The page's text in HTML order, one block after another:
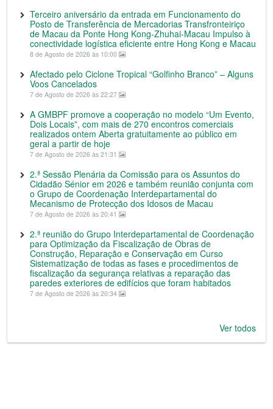
Terceiro aniversário da entrada em Funcionamento do
Posto de Transferência de Mercadorias Transfronteiriço
de Macau da Ponte Hong Kong-Zhuhai-Macau Impulso à
conectividade logística eficiente entre Hong Kong e Macau
8 de Agosto de 2026 às 10:00
Afectado pelo Ciclone Tropical “Golfinho Branco” – Alguns
Voos Cancelados
7 de Agosto de 2026 às 22:27
A GMBPF promove a cooperação no modelo “Um Evento,
Dois Locais”, com mais de 270 encontros comerciais
realizados ontem Aberta gratuitamente ao público em
geral a partir de hoje
7 de Agosto de 2026 às 21:31
2.ª Sessão Plenária da Comissão para os Assuntos do
Cidadão Sénior em 2026 e também reunião conjunta com
o Grupo de Coordenação Interdepartamental do
Mecanismo de Protecção dos Idosos de Macau
7 de Agosto de 2026 às 20:41
2.ª reunião do Grupo Interdepartamental de Coordenação
para Optimização da Fiscalização de Obras de
Construção, Reparação e Conservação em Curso
Sistematização de todas as fases e procedimentos de
fiscalização da segurança relativas a reparação das
paredes exteriores de edifícios que foram habitados
7 de Agosto de 2026 às 20:34
Ver todos